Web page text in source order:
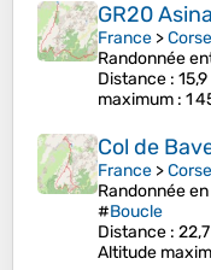
GR20
France >Corse
Randonnée
Distance : 15,9
maximum : 1
Col de
France >Corse
Randonnée
#Boucle
Distance :
Altitude